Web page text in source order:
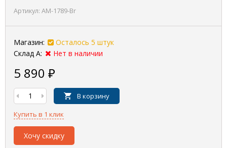
Артикул: AM-1789-Br
Магазин:
Осталось 5 штук
Склад А:
Нет в наличии
5 890 ₽
В корзину
Купить в 1 клик
Хочу скидку